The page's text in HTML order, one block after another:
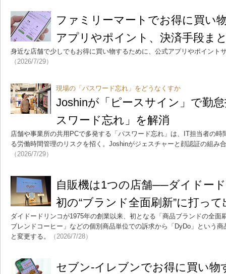
ファミリーマートでお得に買い
アプリやポイント、決済手段ま
身近な店舗で少しでもお得に買い物するために、公式アプリやポイント
（2026/7/29）
現場の「パスワード忘れ」をどうなくすか
Joshinが「ピースサイン」で勤
スワード忘れ」を解消
店舗や事業所の共用PCで多発する「パスワード忘れ」は、IT担当者の
る労働時間管理のリスクを招く。Joshinがジェスチャーと顔認証の組み
（2026/7/29）
自販機は1つの店舗──ダイドー
初の“ブランド全面刷新”に打っ
ダイドードリンコが1975年の創業以来、初となる「商品ブランドの全面
ブレンドコーヒー」などの個別商品単位での訴求から「DyDo」という
と変更する。
（2026/7/28）
セブン-イレブンでお得に買い